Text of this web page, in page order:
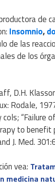
de
Insomnio,
de las
de los
D.H.
Rodale,
cols; “Failure
to
J. Med.
vea:
medicina